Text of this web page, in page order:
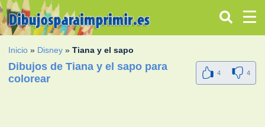
Inicio » Disney »Tiana y el sapo
Dibujos de Tiana y el sapo para
colorear
4 4